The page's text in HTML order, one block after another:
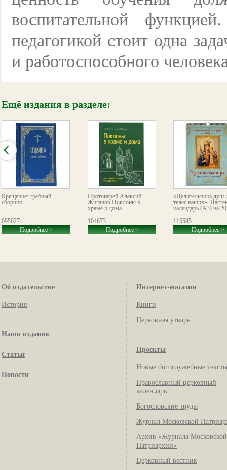
воспитательной
педагогикой стоит одна
и работоспособного
Ещё издания в разделе:
Крещение: требный
сборник
095027
Подробнее >
Протоиерей Алексий
Жиганов Поклоны в
храме и дома...
104673
Подробнее >
«Целительница душ
телес наших».
календарь (А3) на
115595
Подробнее >
Об издательстве
История
Наши издания
Статьи
Новости
Интернет-магазин
Книги
Церковная утварь
Проекты
Новые богослужебные тексты
Православный церковный
календарь
Богословские труды
Журнал Московской
Архив «Журнала Московской
Патриархии»
Церковный вестник